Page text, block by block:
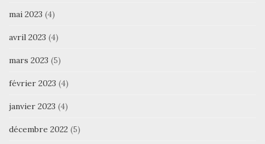
mai 2023 (4)
avril 2023 (4)
mars 2023 (5)
février 2023 (4)
janvier 2023 (4)
décembre 2022 (5)